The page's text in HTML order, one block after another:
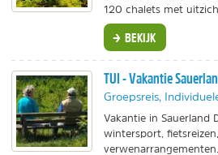
120 chalets met
BEKIJK
TUI - Vakantie
Groepsreis,
Vakantie in Sauerland
wintersport,
verwenarrangementen.